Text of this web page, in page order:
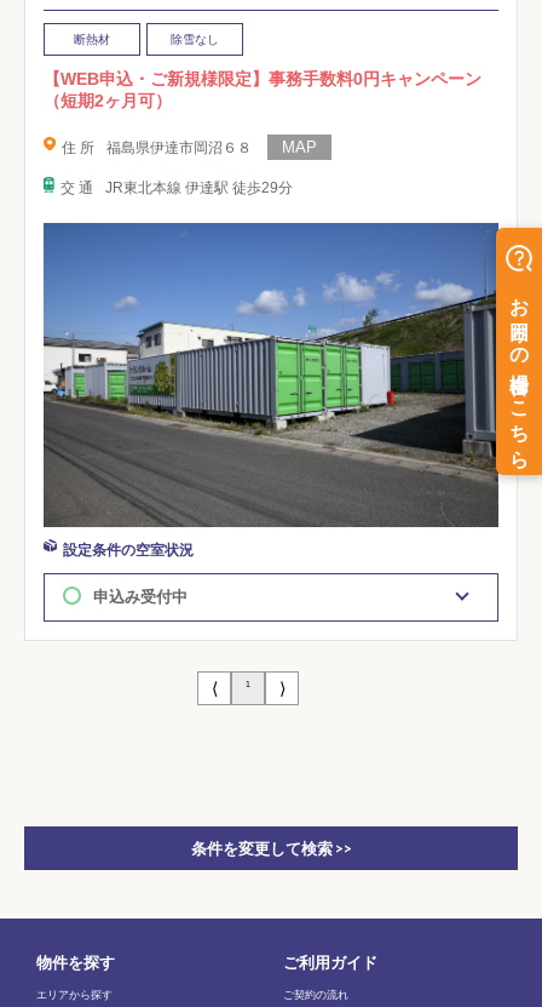
断熱材 除雪なし
【WEB申込・ご新規様限定】事務手数料0円キャンペーン
（短期2ヶ月可）
住 所 福島県伊達市岡沼６８
交 通 JR東北本線 伊達駅 徒歩29分
設定条件の空室状況
申込み受付中
⟨ 1 ⟩
条件を変更して検索 >>
物件を探す
エリアから探す
ご利用ガイド
ご契約の流れ